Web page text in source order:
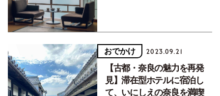
おでかけ 2023.09.21
【古都・奈良の魅力を再発
見】滞在型ホテルに宿泊し
て、いにしえの奈良を満喫